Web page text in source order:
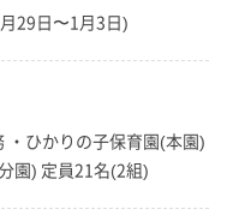
29日〜1月3日)
・ひかりの子保育園(本園)
園) 定員21名(2組)